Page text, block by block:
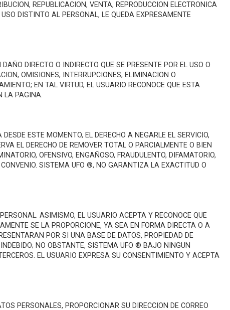
REPUBLICACION, VENTA, REPRODUCCION ELECTRONICA
DISTINTO AL PERSONAL, LE QUEDA EXPRESAMENTE
DIRECTO O INDIRECTO QUE SE PRESENTE POR EL USO O
OMISIONES, INTERRUPCIONES, ELIMINACION O
EN TAL VIRTUD, EL USUARIO RECONOCE QUE ESTA
LA PAGINA.
ESTE MOMENTO, EL DERECHO A NEGARLE EL SERVICIO,
EL DERECHO DE REMOVER TOTAL O PARCIALMENTE O BIEN
OFENSIVO, ENGAÑOSO, FRAUDULENTO, DIFAMATORIO,
CONVENIO. SISTEMA UFO ®, NO GARANTIZA LA EXACTITUD O
ASIMISMO, EL USUARIO ACEPTA Y RECONOCE QUE
SE LA PROPORCIONE, YA SEA EN FORMA DIRECTA O A
POR SI UNA BASE DE DATOS, PROPIEDAD DE
NO OBSTANTE, SISTEMA UFO ® BAJO NINGUN
EL USUARIO EXPRESA SU CONSENTIMIENTO Y ACEPTA
PERSONALES, PROPORCIONAR SU DIRECCION DE CORREO